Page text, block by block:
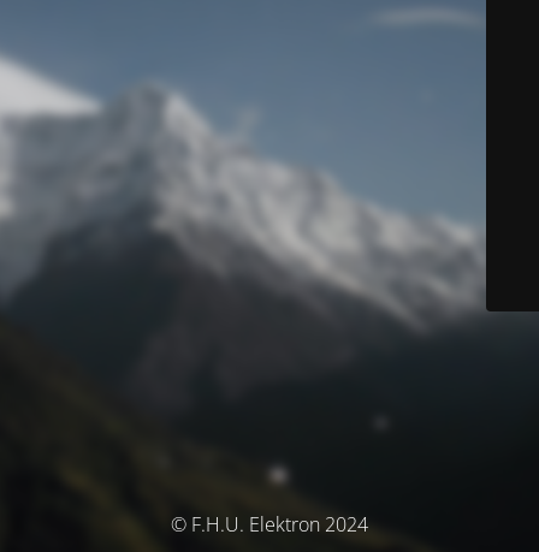
© F.H.U. Elektron 2024